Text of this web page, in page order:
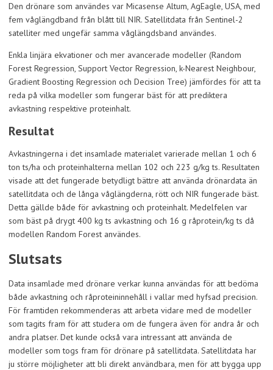
Den drönare som användes var Micasense Altum, AgEagle, USA, med
fem våglängdband från blått till NIR. Satellitdata från Sentinel-2
satelliter med ungefär samma våglängdsband användes.
Enkla linjära ekvationer och mer avancerade modeller (Random
Forest Regression, Support Vector Regression, k-Nearest Neighbour,
Gradient Boosting Regression och Decision Tree) jämfördes för att ta
reda på vilka modeller som fungerar bäst för att prediktera
avkastning respektive proteinhalt.
Resultat
Avkastningerna i det insamlade materialet varierade mellan 1 och 6
ton ts/ha och proteinhalterna mellan 102 och 223 g/kg ts. Resultaten
visade att det fungerade betydligt bättre att använda drönardata än
satellitdata och de långa våglängderna, rött och NIR fungerade bäst.
Detta gällde både för avkastning och proteinhalt. Medelfelen var
som bäst på drygt 400 kg ts avkastning och 16 g råprotein/kg ts då
modellen Random Forest användes.
Slutsats
Data insamlade med drönare verkar kunna användas för att bedöma
både avkastning och råproteininnehåll i vallar med hyfsad precision.
För framtiden rekommenderas att arbeta vidare med de modeller
som tagits fram för att studera om de fungera även för andra år och
andra platser. Det kunde också vara intressant att använda de
modeller som togs fram för drönare på satellitdata. Satellitdata har
ju större möjligheter att bli direkt användbara, men för att bygga upp